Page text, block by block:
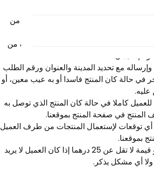
الأصلي.
- الاسترجاع خلال ثلاثة (3) أيام والاستبدال خلال سبعة (7) أيام من
صفحة اتصل بنا أو عبر أرقامنا الهاتفية من
الإستبدال.
مع تحديد المدينة والعنوان ورقم الطلب
في حالة كان المنتج فاسدا أو به عيب معين، أو
عليه.
كاملا في حالة كان المنتج الذي توصل به
في صفحة المنتج بموقعنا.
توقعات لإستعمال المنتجات من طرف العميل
بموقعنا.
- تخصم 30 بالمائة أو قيمة لا تقل عن 25 درهما إذا كان العميل لا يريد
أي مشكل يذكر.